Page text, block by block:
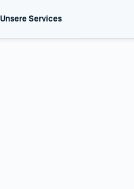
Unsere Services